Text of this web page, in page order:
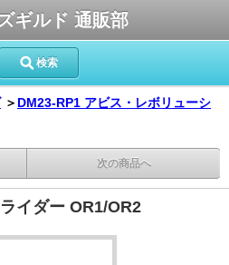
ギルド 通販部
検索
＞ DM23-RP1 アビス・レボリューシ
次の商品へ
イダー OR1/OR2